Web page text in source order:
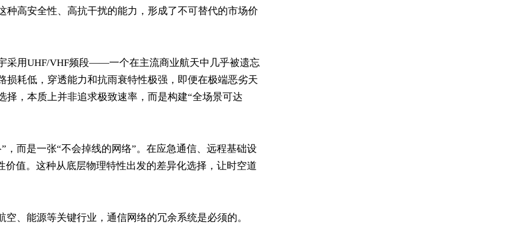
高安全性、高抗干扰的能力，形成了不可替代的市场价
采用UHF/VHF频段——一个在主流商业航天中几乎被遗忘
耗低，穿透能力和抗雨衰特性极强，即便在极端恶劣天
，本质上并非追求极致速率，而是构建“全场景可达
而是一张“不会掉线的网络”。在应急通信、远程基础设
价值。这种从底层物理特性出发的差异化选择，让时空道
、能源等关键行业，通信网络的冗余系统是必须的。